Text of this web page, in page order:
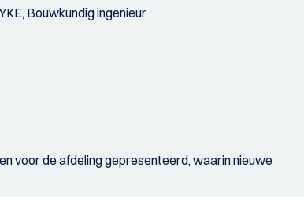
Bouwkundig ingenieur
voor de afdeling gepresenteerd, waarin nieuwe